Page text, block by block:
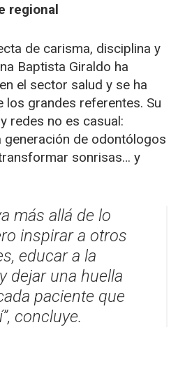
regional
de carisma, disciplina y
Baptista Giraldo ha
el sector salud y se ha
los grandes referentes. Su
redes no es casual:
generación de odontólogos
sonrisas… y
más allá de lo
inspirar a otros
educar a la
dejar una huella
paciente que
concluye.